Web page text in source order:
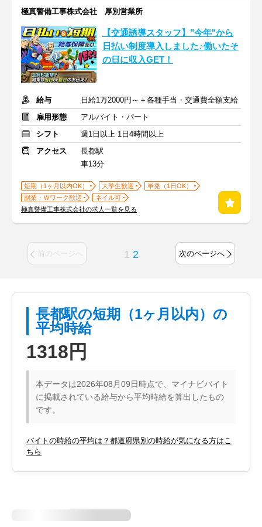
極真警備工事株式会社 厚別営業所
【交通誘導スタッフ】"今年"から
日払い制度導入しました♪働いたそ
の日に収入GET！
給与
日給1万2000円～＋各種手当・交通費全額支給
雇用形態
アルバイト・パート
シフト
週1日以上 1日4時間以上
アクセス
長都駅
車13分
短期（1ヶ月以内OK） 大学生歓迎
単発（1日OK）
副業・Ｗワーク歓迎
ネイル可
極真警備工事株式会社の求人一覧を見る
前のページへ 1 2 次のページへ
長都駅の短期（1ヶ月以内）の
平均時給
1318円
本データは2026年08月09日時点で、マイナビバイト
に掲載されている給与から平均時給を算出したもの
です。
バイトの時給の平均は？都道府県別の時給が気になる方はこ
ちら